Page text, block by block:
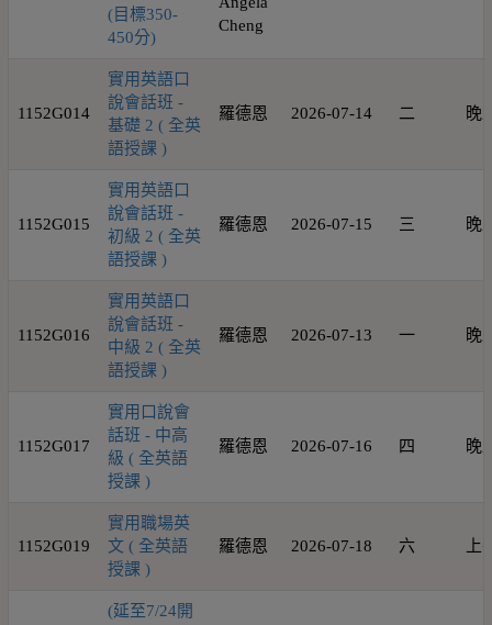
(目標350-
450分)
Cheng
1152G014
實用英語口
說會話班 -
基礎 2 ( 全英
語授課 )
羅德恩 2026-07-14 二 晚
1152G015
實用英語口
說會話班 -
初級 2 ( 全英
語授課 )
羅德恩 2026-07-15 三 晚
1152G016
實用英語口
說會話班 -
中級 2 ( 全英
語授課 )
羅德恩 2026-07-13 一 晚
1152G017
實用口說會
話班 - 中高
級 ( 全英語
授課 )
羅德恩 2026-07-16 四 晚
1152G019
實用職場英
文 ( 全英語
授課 )
羅德恩 2026-07-18 六 上
(延至7/24開